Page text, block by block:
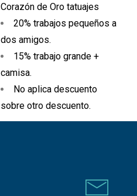
Corazón de Oro tatuajes
20% trabajos pequeños a
dos amigos.
15% trabajo grande +
camisa.
No aplica descuento
sobre otro descuento.